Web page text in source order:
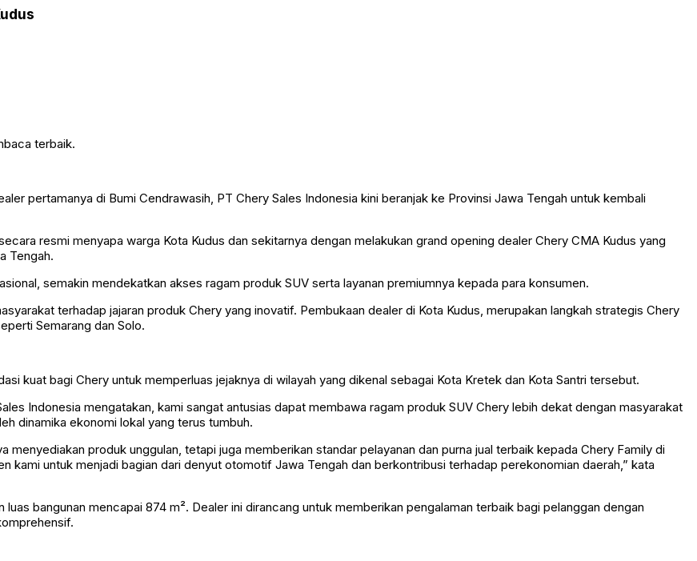
terbaik.
pertamanya di Bumi Cendrawasih, PT Chery Sales Indonesia kini beranjak ke Provinsi Jawa Tengah untuk kembali
resmi menyapa warga Kota Kudus dan sekitarnya dengan melakukan grand opening dealer Chery CMA Kudus yang
Tengah.
semakin mendekatkan akses ragam produk SUV serta layanan premiumnya kepada para konsumen.
terhadap jajaran produk Chery yang inovatif. Pembukaan dealer di Kota Kudus, merupakan langkah strategis Chery
Semarang dan Solo.
kuat bagi Chery untuk memperluas jejaknya di wilayah yang dikenal sebagai Kota Kretek dan Kota Santri tersebut.
Indonesia mengatakan, kami sangat antusias dapat membawa ragam produk SUV Chery lebih dekat dengan masyarakat
dinamika ekonomi lokal yang terus tumbuh.
menyediakan produk unggulan, tetapi juga memberikan standar pelayanan dan purna jual terbaik kepada Chery Family di
kami untuk menjadi bagian dari denyut otomotif Jawa Tengah dan berkontribusi terhadap perekonomian daerah,” kata
luas bangunan mencapai 874 m². Dealer ini dirancang untuk memberikan pengalaman terbaik bagi pelanggan dengan